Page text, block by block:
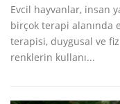
Evcil hayvanlar, insan
birçok terapi alanında
terapisi, duygusal ve
renklerin kullanı...